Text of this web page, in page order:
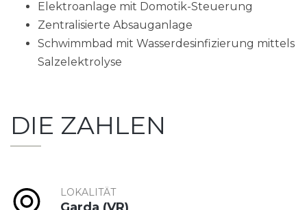
Elektroanlage mit Domotik-Steuerung
Zentralisierte Absauganlage
Schwimmbad mit Wasserdesinfizierung mittels
Salzelektrolyse
DIE ZAHLEN
LOKALITÄT